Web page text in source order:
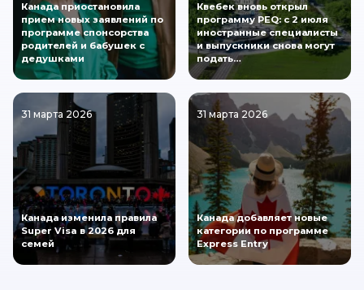
Канада приостановила
прием новых заявлений по
программе спонсорства
родителей и бабушек с
дедушками
Квебек вновь открыл
программу PEQ: с 2 июля
иностранные специалисты
и выпускники снова могут
подать…
31 марта 2026
Канада изменила правила
Super Visa в 2026 для
семей
31 марта 2026
Канада добавляет новые
категории по программе
Express Entry